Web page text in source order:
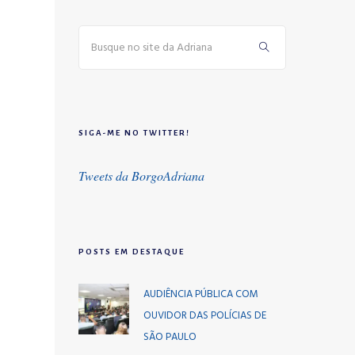
SIGA-ME NO TWITTER!
Tweets da BorgoAdriana
POSTS EM DESTAQUE
AUDIÊNCIA PÚBLICA COM
OUVIDOR DAS POLÍCIAS DE
SÃO PAULO